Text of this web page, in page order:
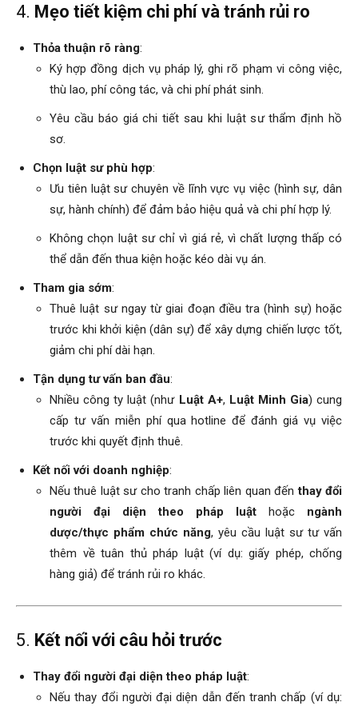
4. Mẹo tiết kiệm chi phí và tránh rủi ro
Thỏa thuận rõ ràng:
Ký hợp đồng dịch vụ pháp lý, ghi rõ phạm vi công việc,
thù lao, phí công tác, và chi phí phát sinh.
Yêu cầu báo giá chi tiết sau khi luật sư thẩm định hồ
sơ.
Chọn luật sư phù hợp:
Ưu tiên luật sư chuyên về lĩnh vực vụ việc (hình sự, dân
sự, hành chính) để đảm bảo hiệu quả và chi phí hợp lý.
Không chọn luật sư chỉ vì giá rẻ, vì chất lượng thấp có
thể dẫn đến thua kiện hoặc kéo dài vụ án.
Tham gia sớm:
Thuê luật sư ngay từ giai đoạn điều tra (hình sự) hoặc
trước khi khởi kiện (dân sự) để xây dựng chiến lược tốt,
giảm chi phí dài hạn.
Tận dụng tư vấn ban đầu:
Nhiều công ty luật (như Luật A+, Luật Minh Gia) cung
cấp tư vấn miễn phí qua hotline để đánh giá vụ việc
trước khi quyết định thuê.
Kết nối với doanh nghiệp:
Nếu thuê luật sư cho tranh chấp liên quan đếnthay đổi
người đại diện theo pháp luật hoặc ngành
dược/thực phẩm chức năng, yêu cầu luật sư tư vấn
thêm về tuân thủ pháp luật (ví dụ: giấy phép, chống
hàng giả) để tránh rủi ro khác.
5. Kết nối với câu hỏi trước
Thay đổi người đại diện theo pháp luật:
Nếu thay đổi người đại diện dẫn đến tranh chấp (ví dụ: